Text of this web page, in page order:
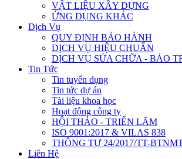
VẬT LIỆU XÂY DỰNG
ỨNG DỤNG KHÁC
Dịch Vụ
QUY ĐỊNH BẢO HÀNH
DỊCH VỤ HIỆU CHUẨN
DỊCH VỤ SỬA CHỮA - BẢO
Tin Tức
Tin tuyển dụng
Tin tức dự án
Tài liệu khoa học
Hoạt động công ty
HỘI THẢO - TRIỂN LÃM
ISO 9001:2017 & VILAS 838
THÔNG TƯ 24/2017/TT-
Liên Hệ